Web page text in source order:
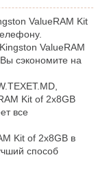
ValueRAM Kit
ValueRAM
сэкономите на
Kit of 2x8GB
все
Kit of 2x8GB в
способ